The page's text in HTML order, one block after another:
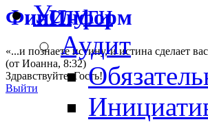
ФинИнформ
«...и познаете истину, и истина сделает
(от Иоанна, 8:32)
Здравствуйте,Гость!
Выйти
Услуги
Аудит